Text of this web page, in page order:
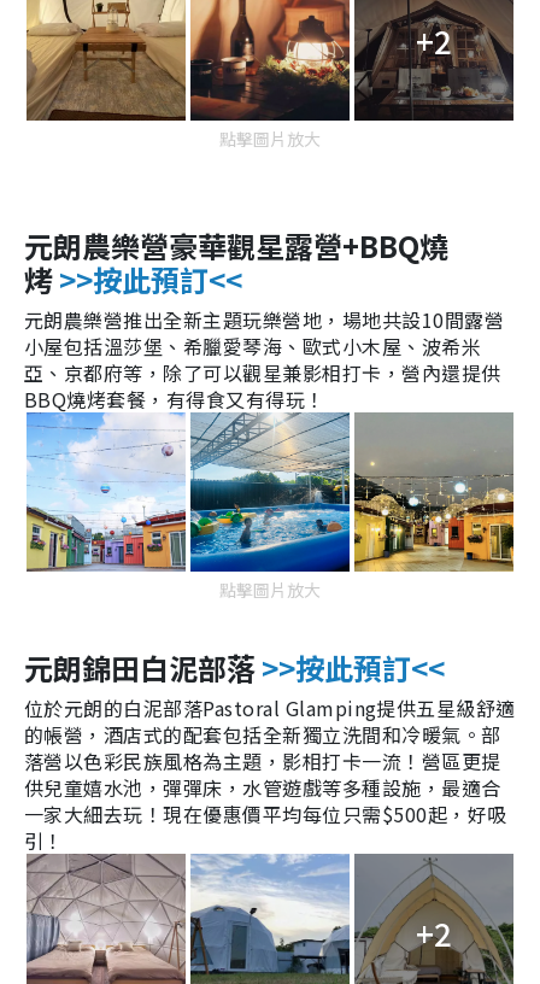
+2
點擊圖片放大
元朗農樂營豪華觀星露營+BBQ燒
烤>>按此預訂<<
元朗農樂營推出全新主題玩樂營地，場地共設10間露營
小屋包括溫莎堡、希臘愛琴海、歐式小木屋、波希米
亞、京都府等，除了可以觀星兼影相打卡，營內還提供
BBQ燒烤套餐，有得食又有得玩！
點擊圖片放大
元朗錦田白泥部落>>按此預訂<<
位於元朗的白泥部落Pastoral Glamping提供五星級舒適
的帳營， 酒店式的配套包括全新獨立洗間和冷暖氣。部
落營以色彩民族風格為主題，影相打卡一流！ 營區更提
供兒童嬉水池，彈彈床，水管遊戲等多種設施，最適合
一家大細去玩！現在優惠價平均每位只需$500起，好吸
引！
+2